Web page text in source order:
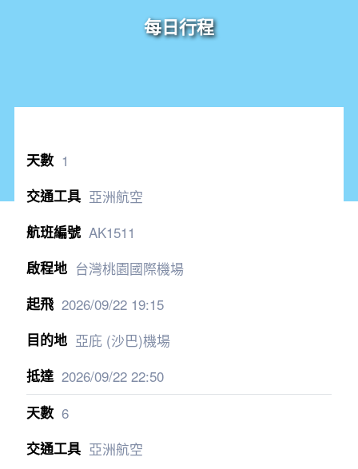
每日行程
1
亞洲航空
AK1511
台灣桃園國際機場
2026/09/2219:15
亞庇 (沙巴)機場
2026/09/2222:50
6
亞洲航空